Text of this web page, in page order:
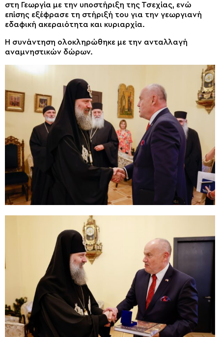
στη Γεωργία με την υποστήριξη της Τσεχίας, ενώ
επίσης εξέφρασε τη στήριξή του για την γεωργιανή
εδαφική ακεραιότητα και κυριαρχία.
Η συνάντηση ολοκληρώθηκε με την ανταλλαγή
αναμνηστικών δώρων.